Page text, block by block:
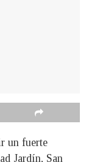
un fuerte
Jardín, San